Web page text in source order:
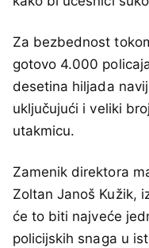
Za bezbednost
gotovo 4.000
desetina hiljada
uključujući i veliki
utakmicu.
Zamenik direktora
Zoltan Janoš Kužik,
će to biti najveće
policijskih snaga u